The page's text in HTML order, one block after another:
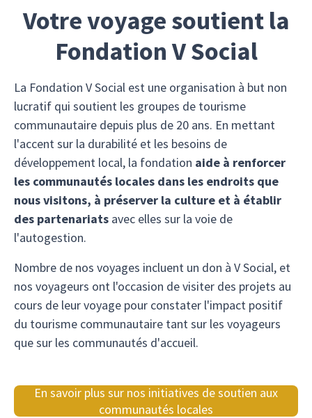
Votre voyage soutient la
Fondation V Social
La Fondation V Social est une organisation à but non
lucratif qui soutient les groupes de tourisme
communautaire depuis plus de 20 ans. En mettant
l'accent sur la durabilité et les besoins de
développement local, la fondation aide à renforcer
les communautés locales dans les endroits que
nous visitons, à préserver la culture et à établir
des partenariats avec elles sur la voie de
l'autogestion.
Nombre de nos voyages incluent un don à V Social, et
nos voyageurs ont l'occasion de visiter des projets au
cours de leur voyage pour constater l'impact positif
du tourisme communautaire tant sur les voyageurs
que sur les communautés d'accueil.
En savoir plus sur nos initiatives de soutien aux
communautés locales